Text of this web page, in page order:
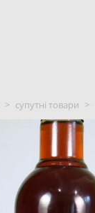
> супутні товари >